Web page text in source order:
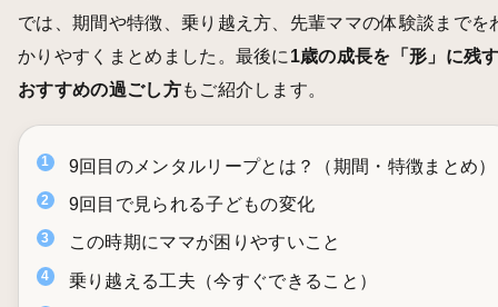
では、期間や特徴、乗り越え方、先輩ママの体験談までを
かりやすくまとめました。最後に 1歳の成長を「形」に残
おすすめの過ごし方もご紹介します。
9回目のメンタルリープとは？（期間・特徴まとめ）
9回目で見られる子どもの変化
この時期にママが困りやすいこと
乗り越える工夫（今すぐできること）